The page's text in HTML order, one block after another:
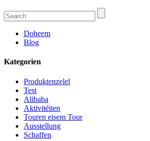
Doheem
Blog
Kategorien
Produktenzelel
Test
Alibaba
Aktivitéiten
Touren eisem Tour
Ausstellung
Schaffen